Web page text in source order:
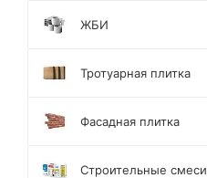
ЖБИ
Тротуарная плитка
Фасадная плитка
Строительные смеси